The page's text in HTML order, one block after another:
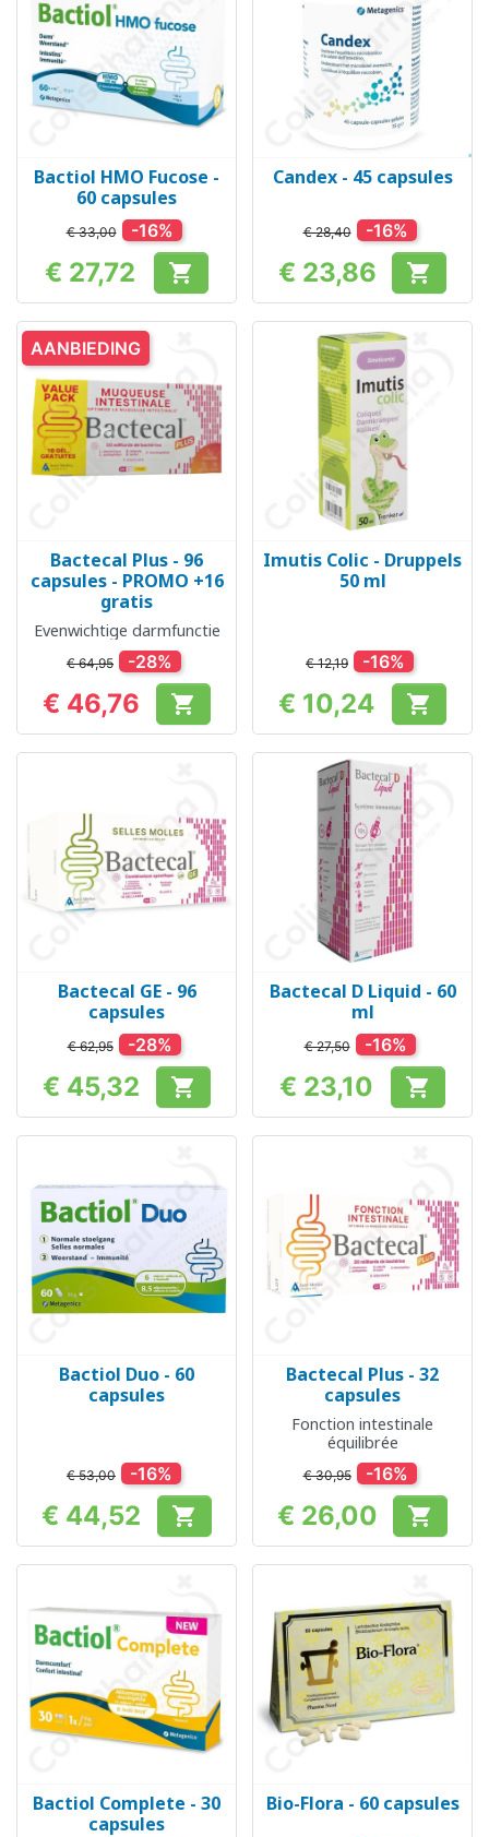
Bactiol HMO Fucose -
60 capsules
€ 33,00 -16%
Prijs
€ 27,72 
Candex - 45 capsules
€ 28,40 -16%
Prijs
€ 23,86 
Bactecal Plus - 96
capsules - PROMO +16
gratis
Evenwichtige darmfunctie
€ 64,95 -28%
Prijs
€ 46,76 
AANBIEDING
Imutis Colic - Druppels
50 ml
€ 12,19 -16%
Prijs
€ 10,24 
Bactecal GE - 96
capsules
€ 62,95 -28%
Prijs
€ 45,32 
Bactecal D Liquid - 60
ml
€ 27,50 -16%
Prijs
€ 23,10 
Bactiol Duo - 60
capsules
€ 53,00 -16%
Prijs
€ 44,52 
Bactecal Plus - 32
capsules
Fonction intestinale
équilibrée
€ 30,95 -16%
Prijs
€ 26,00 
Bactiol Complete - 30
capsules
Bio-Flora - 60 capsules